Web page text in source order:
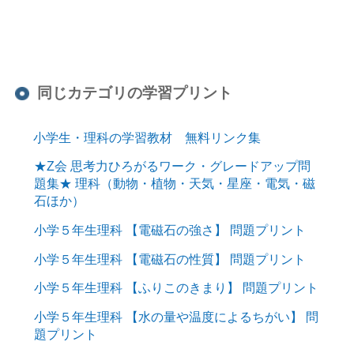
同じカテゴリの学習プリント
小学生・理科の学習教材 無料リンク集
★Z会 思考力ひろがるワーク・グレードアップ問
題集★ 理科（動物・植物・天気・星座・電気・磁
石ほか）
小学５年生理科 【電磁石の強さ】 問題プリント
小学５年生理科 【電磁石の性質】 問題プリント
小学５年生理科 【ふりこのきまり】 問題プリント
小学５年生理科 【水の量や温度によるちがい】 問
題プリント